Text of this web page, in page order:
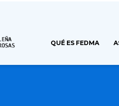
QUÉ ES FEDMA